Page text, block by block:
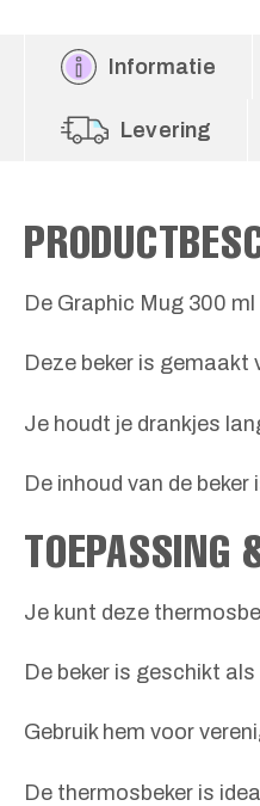
Informatie
Levering
De Graphic Mug 300
Deze beker is gemaakt
Je houdt je drankjes
De inhoud van de beker
TOEPASSING
Je kunt deze
De beker is geschikt
Gebruik hem voor
De thermosbeker is